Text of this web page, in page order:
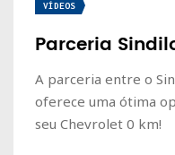
VÍDEOS
Parceria
A parceria entre o
oferece uma ótima
seu Chevrolet 0 km!